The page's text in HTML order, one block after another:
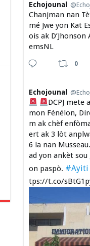
Echojounal
Chanjman nan
mé Jwe yon Kat
ois ak
emsNL
0
Echojounal
DCPJ mete
mon Fénélon,
m ak chèf
ert ak 3 lòt
6 la nan
ad yon ankèt
on paspò. #Ayiti
tps://t.co/